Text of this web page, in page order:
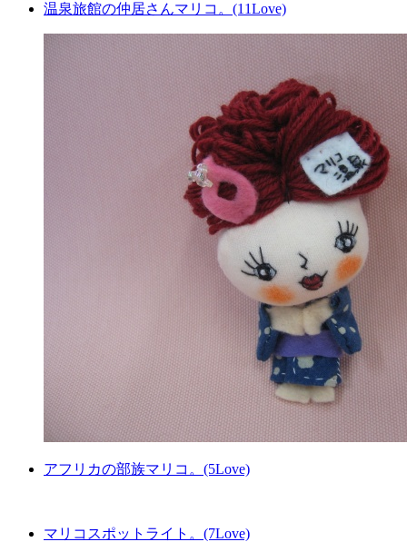
温泉旅館の仲居さんマリコ。(11Love)
アフリカの部族マリコ。(5Love)
マリコスポットライト。(7Love)